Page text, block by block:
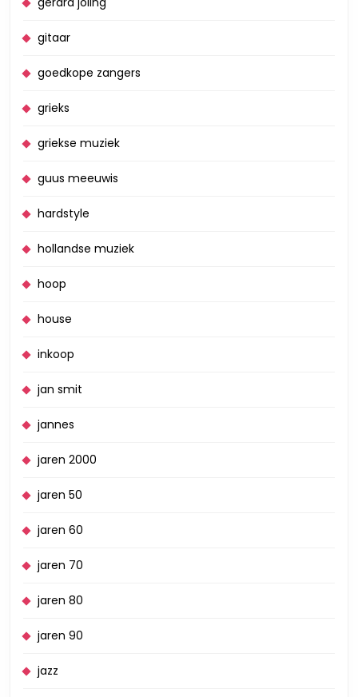
gitaar
goedkope zangers
grieks
griekse muziek
guus meeuwis
hardstyle
hollandse muziek
hoop
house
inkoop
jan smit
jannes
jaren 2000
jaren 50
jaren 60
jaren 70
jaren 80
jaren 90
jazz